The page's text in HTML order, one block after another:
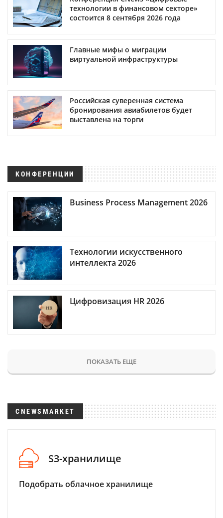
технологии в финансовом секторе»
состоится 8 сентября 2026 года
Главные мифы о миграции
виртуальной инфраструктуры
Российская суверенная система
бронирования авиабилетов будет
выставлена на торги
КОНФЕРЕНЦИИ
Business Process Management 2026
Технологии искусственного
интеллекта 2026
Цифровизация HR 2026
ПОКАЗАТЬ ЕЩЕ
CNEWSMARKET
S3-хранилище
Подобрать облачное хранилище